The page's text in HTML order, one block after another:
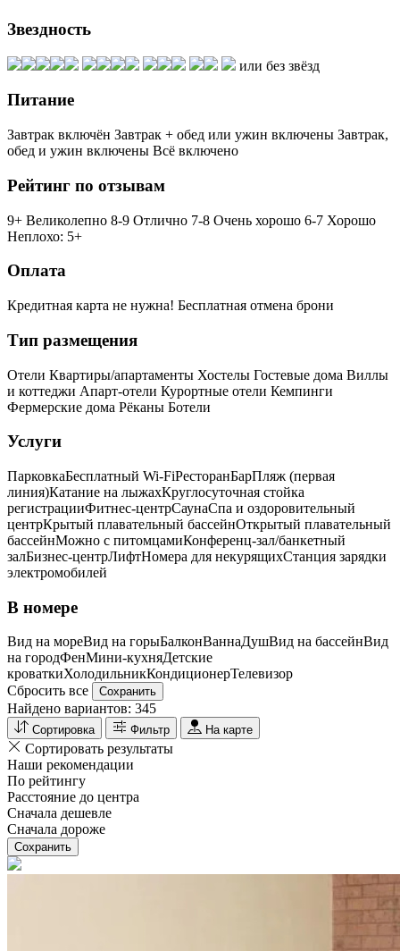
Звездность
или без звёзд
Питание
Завтрак включён Завтрак + обед или ужин включены Завтрак,
обед и ужин включены Всё включено
Рейтинг по отзывам
9+ Великолепно 8-9 Отлично 7-8 Очень хорошо 6-7 Хорошо
Неплохо: 5+
Оплата
Кредитная карта не нужна! Бесплатная отмена брони
Тип размещения
Отели Квартиры/апартаменты Хостелы Гостевые дома Виллы
и коттеджи Апарт-отели Курортные отели Кемпинги
Фермерские дома Рёканы Ботели
Услуги
ПарковкаБесплатный Wi-FiРесторанБарПляж (первая
линия)Катание на лыжахКруглосуточная стойка
регистрацииФитнес-центрСаунаСпа и оздоровительный
центрКрытый плавательный бассейнОткрытый плавательный
бассейнМожно с питомцамиКонференц-зал/банкетный
залБизнес-центрЛифтНомера для некурящихCтанция зарядки
электромобилей
В номере
Вид на мореВид на горыБалконВаннаДушВид на бассейнВид
на городФенМини-кухняДетские
кроваткиХолодильникКондиционерТелевизор
Сбросить все
Сохранить
Найдено вариантов: 345
Сортировка Фильтр На карте
Сортировать результаты
Наши рекомендации
По рейтингу
Расстояние до центра
Сначала дешевле
Сначала дороже
Сохранить